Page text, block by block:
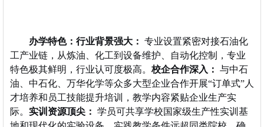
办学特色： 行业背景强大： 专业设置紧密对接石油化
工产业链，从炼油、化工到设备维护、自动化控制，专业
特色极其鲜明，行业认可度极高。 校企合作深入： 与中石
油、中石化、万华化学等众多大型企业合作开展“订单式”人
才培养和员工技能提升培训，教学内容紧贴企业生产实
际。 实训资源顶尖： 学员可共享学校国家级生产性实训基